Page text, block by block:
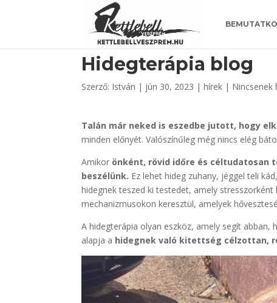
https://www.kettlebellveszprem.hu/
Hidegterápia blog
Szerző: István | jún 30, 2023 |hírek | Nincsenek
Talán már neked is eszedbe jutott, hogy
minden előnyét. Valószínűleg még nincs elég
Amikor önként, rövid időre és céltudatosan
beszélünk. Ez lehet hideg zuhany, jéggel teli
hidegnek teszed ki testedet, amely
mechanizmusokon keresztül, amelyek
A hidegterápia olyan eszköz, amely segít abban,
alapja a hidegnek való kitettség célzottan,